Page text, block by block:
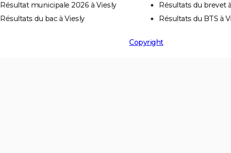
Résultat municipale 2026 à Viesly
Résultats du bac à Viesly
Résultats du brevet
Résultats du BTS à
Copyright